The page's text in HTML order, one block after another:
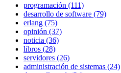
programación (111)
desarrollo de software (79)
erlang (75)
opinión (37)
noticia (36)
libros (28)
servidores (26)
administración de sistemas (24)